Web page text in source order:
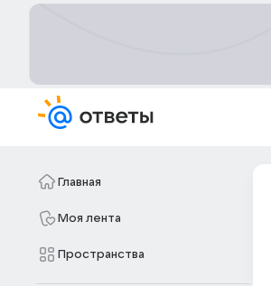
Главная
Моя лента
Пространства